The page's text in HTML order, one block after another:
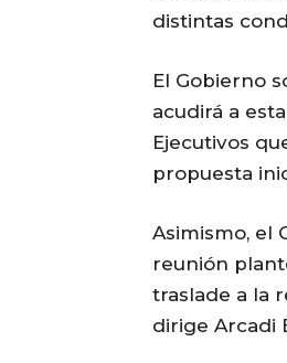
distintas
El Gobierno
acudirá a
Ejecutivos
propuesta
Asimismo, el
reunión
traslade a la
dirige Arcadi